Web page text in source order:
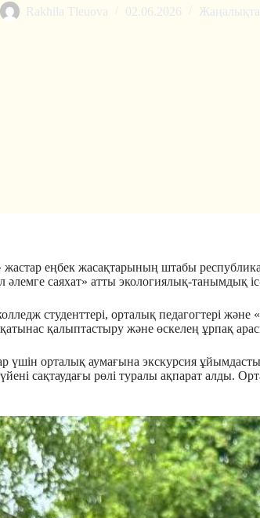
Rakhila Tleuova 02.06.2026
еңбек жасақтарының штабы
саяхат» атты экологиялық-танымдық
студенттері, орталық педагогтері
қалыптастыру және өскелең ұрпақ
орталық аумағына экскурсия
сақтаудағы рөлі туралы ақпарат алды.